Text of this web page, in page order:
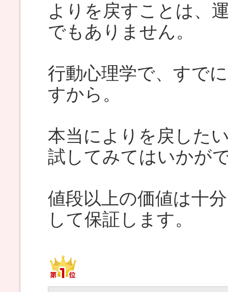
よりを戻すことは、
でもありません。
行動心理学で、すで
すから。
本当によりを戻した
試してみてはいかが
値段以上の価値は十
して保証します。